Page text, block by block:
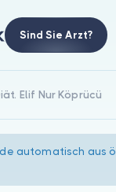
Sind Sie Arzt?
Elif Nur Köprücü
automatisch